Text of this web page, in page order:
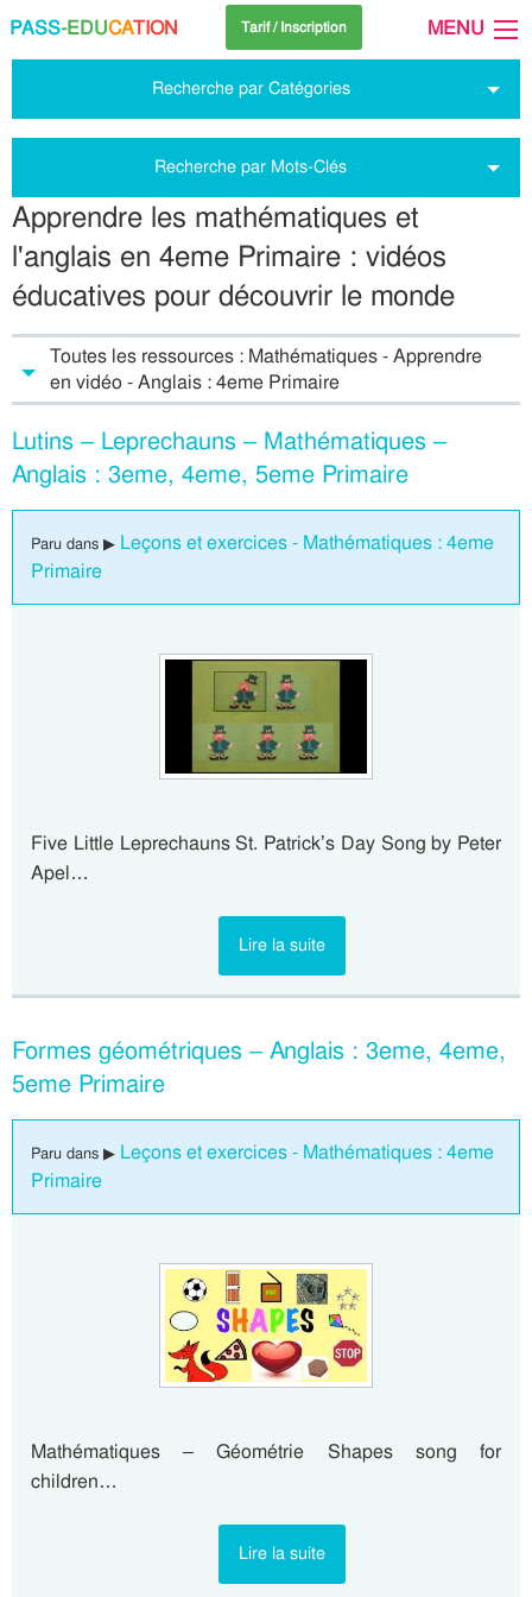
PASS-EDUCATION Tarif / Inscription MENU
Recherche par Catégories
Recherche par Mots-Clés
Apprendre les mathématiques et
l'anglais en 4eme Primaire : vidéos
éducatives pour découvrir le monde
Toutes les ressources : Mathématiques - Apprendre
en vidéo - Anglais : 4eme Primaire
Lutins – Leprechauns – Mathématiques –
Anglais : 3eme, 4eme, 5eme Primaire
Paru dans ▶ Leçons et exercices - Mathématiques : 4eme
Primaire
Five Little Leprechauns St. Patrick’s Day Song by Peter
Apel…
Lire la suite
Formes géométriques – Anglais : 3eme, 4eme,
5eme Primaire
Paru dans ▶ Leçons et exercices - Mathématiques : 4eme
Primaire
Mathématiques – Géométrie Shapes song for
children…
Lire la suite